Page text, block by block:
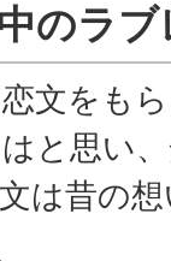
のラブ
文をも
と思い
は昔の